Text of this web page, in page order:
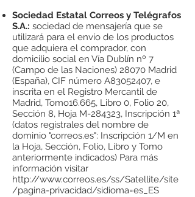
Sociedad Estatal Correos y Telégrafos
S.A.: sociedad de mensajería que se
utilizará para el envío de los productos
que adquiera el comprador, con
domicilio social en Vía Dublín nº 7
(Campo de las Naciones) 28070 Madrid
(España), CIF número A83052407, e
inscrita en el Registro Mercantil de
Madrid, Tomo16.665, Libro 0, Folio 20,
Sección 8, Hoja M-284323, Inscripción 1ª
(datos registrales del nombre de
dominio "correos.es": Inscripción 1/M en
la Hoja, Sección, Folio, Libro y Tomo
anteriormente indicados) Para más
información visitar
http://www.correos.es/ss/Satellite/site
/pagina-privacidad/sidioma=es_ES